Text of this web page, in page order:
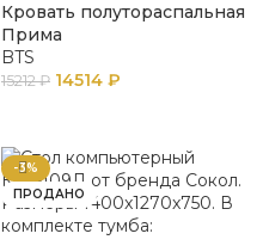
Кровать полутораспальная
Прима
BTS
15212₽ 14514 ₽
-3%
ПРОДАНО